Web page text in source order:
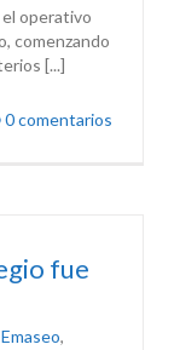
operativo
comenzando
[...]
0 comentarios
fue
Emaseo,